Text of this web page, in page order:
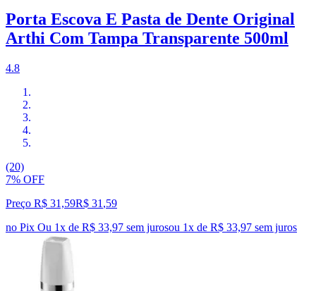
Porta Escova E Pasta de Dente Original
Arthi Com Tampa Transparente 500ml
4.8
(20)
7% OFF
Preço R$ 31,59R$ 31 ,59
no Pix Ou 1x de R$ 33,97 sem jurosou 1x de R$ 33,97 sem juros